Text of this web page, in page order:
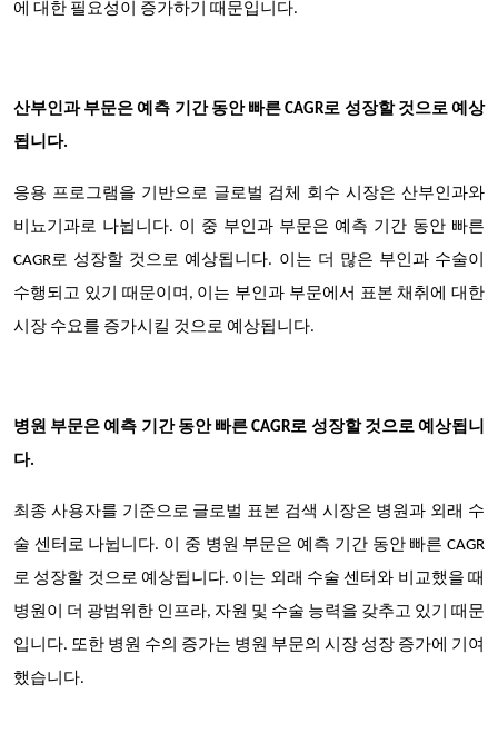
에 대한 필요성이 증가하기 때문입니다.
산부인과 부문은 예측 기간 동안 빠른 CAGR로 성장할 것으로 예상
됩니다.
응용 프로그램을 기반으로 글로벌 검체 회수 시장은 산부인과와
비뇨기과로 나뉩니다. 이 중 부인과 부문은 예측 기간 동안 빠른
CAGR로 성장할 것으로 예상됩니다. 이는 더 많은 부인과 수술이
수행되고 있기 때문이며, 이는 부인과 부문에서 표본 채취에 대한
시장 수요를 증가시킬 것으로 예상됩니다.
병원 부문은 예측 기간 동안 빠른 CAGR로 성장할 것으로 예상됩니
다.
최종 사용자를 기준으로 글로벌 표본 검색 시장은 병원과 외래 수
술 센터로 나뉩니다. 이 중 병원 부문은 예측 기간 동안 빠른 CAGR
로 성장할 것으로 예상됩니다. 이는 외래 수술 센터와 비교했을 때
병원이 더 광범위한 인프라, 자원 및 수술 능력을 갖추고 있기 때문
입니다. 또한 병원 수의 증가는 병원 부문의 시장 성장 증가에 기여
했습니다.